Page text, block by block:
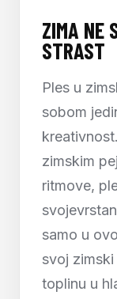
ZIMA NE
STRAST
Ples u
sobom
zimskim
ritmove,
samo u
svoj
toplinu u